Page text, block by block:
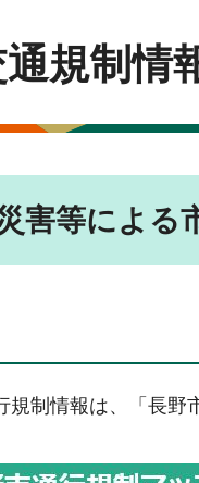
規制情
害等による
規制情報は、「長野